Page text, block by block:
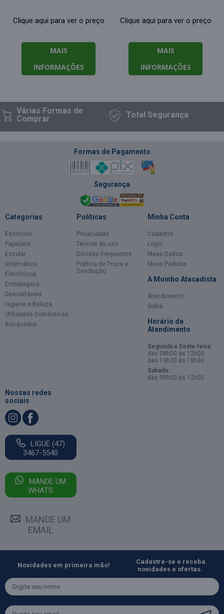
Clique aqui para ver o preço
MAIS
INFORMAÇÕES
Clique aqui para ver o preço
MAIS
INFORMAÇÕES
Várias Formasde
Comprar
TotalSegurança
Formas de Pagamento
Segurança
Categorias
Escritório
Papelaria
Escolar
Informática
Eletrônicos
Embalagens
Descartáveis
Higiene e Beleza
Utilidades Domésticas
Brinquedos
Políticas
Privacidade
Termos de uso
Dúvidas Frequentes
Política de Troca e
Devolução
Minha Conta
Cadastro
Login
Meus Dados
Meus Pedidos
A Moinho Atacadista
Atendimento
Sobre
Horário de
Atendimento
Segunda a Sexta-feira:
das 08h00 às 12h00
das 13h30 às 18h30
Sábado:
das 08h00 às 12h00
Nossas redes
sociais
LIGUE (47)
3467-5540
MANDE UM
WHATS
MANDE UM
EMAIL
Novidades em primeira mão!
Cadastre-se e receba
novidades e ofertas.